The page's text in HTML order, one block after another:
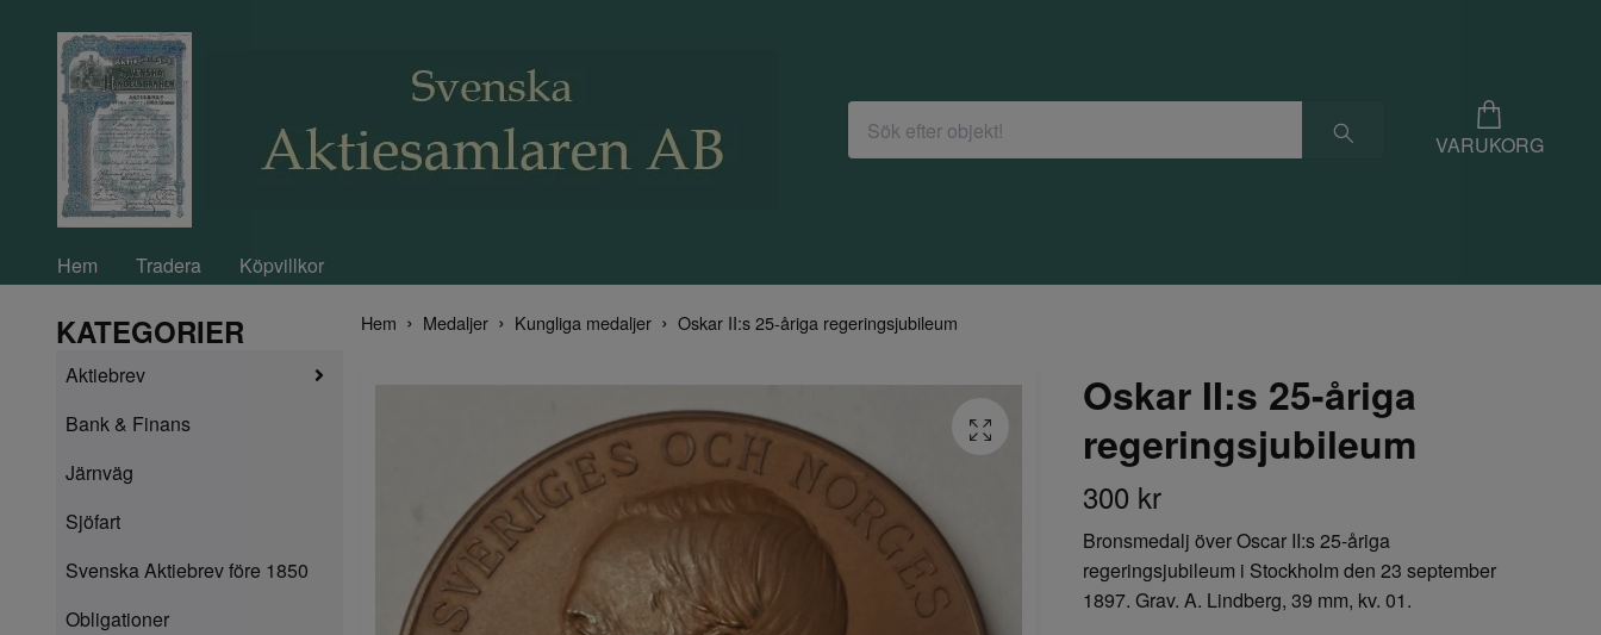
VARUKORG
Hem Tradera Köpvillkor
KATEGORIER
Aktiebrev
Bank & Finans
Järnväg
Sjöfart
Svenska Aktiebrev före 1850
Obligationer
Hem Medaljer Kungliga medaljer Oskar II:s 25-åriga regeringsjubileum
Oskar II:s 25-åriga
regeringsjubileum
300 kr
Bronsmedalj över Oscar II:s 25-åriga
regeringsjubileum i Stockholm den 23 september
1897. Grav. A. Lindberg, 39 mm, kv. 01.